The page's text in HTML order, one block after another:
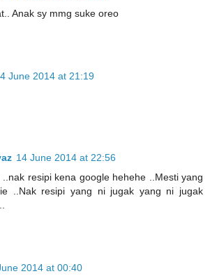
Anak sy mmg suke oreo
June 2014 at 21:19
14 June 2014 at 22:56
..nak resipi kena google hehehe ..Mesti yang
..Nak resipi yang ni jugak yang ni jugak
2014 at 00:40